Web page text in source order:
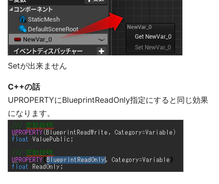
Setが出来ません
C++の話
UPROPERTYにBlueprintReadOnly指定にすると同じ効果
になります。